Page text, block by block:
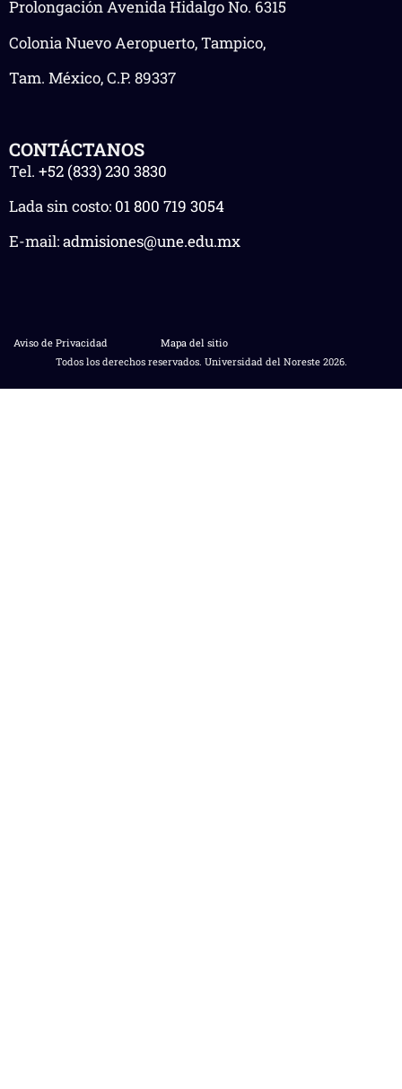
Prolongación Avenida Hidalgo No. 6315
Colonia Nuevo Aeropuerto, Tampico,
Tam. México, C.P. 89337
CONTÁCTANOS
Tel. +52 (833) 230 3830
Lada sin costo: 01 800 719 3054
E-mail:admisiones@une.edu.mx
Aviso de Privacidad
Todos los derechos reservados. Universidad del Noreste 2026.
Mapa del sitio